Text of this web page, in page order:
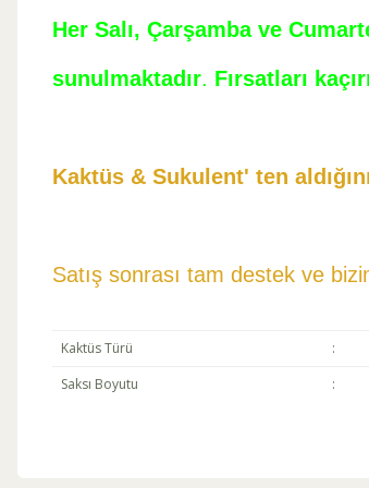
Her Salı, Çarşamba ve
sunulmaktadır. Fırsatları
Kaktüs & Sukulent' ten
Satış sonrası tam destek ve
Kaktüs Türü :
Saksı Boyutu
: